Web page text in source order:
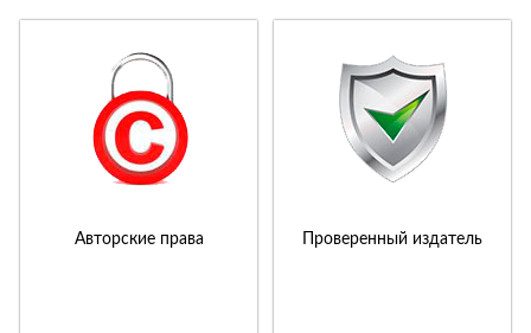
Авторские права Проверенный издатель